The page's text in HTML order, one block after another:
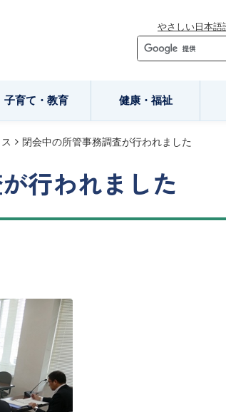
やさしい日本語
子育て・教育 健康・福祉
閉会中の所管事務調査が行われました
行われました